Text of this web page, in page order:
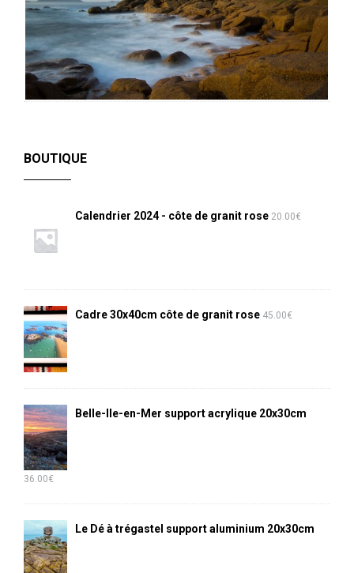
BOUTIQUE
Calendrier 2024 - côte de granit rose 20.00€
Cadre 30x40cm côte de granit rose 45.00€
Belle-Ile-en-Mer support acrylique 20x30cm
36.00€
Le Dé à trégastel support aluminium 20x30cm